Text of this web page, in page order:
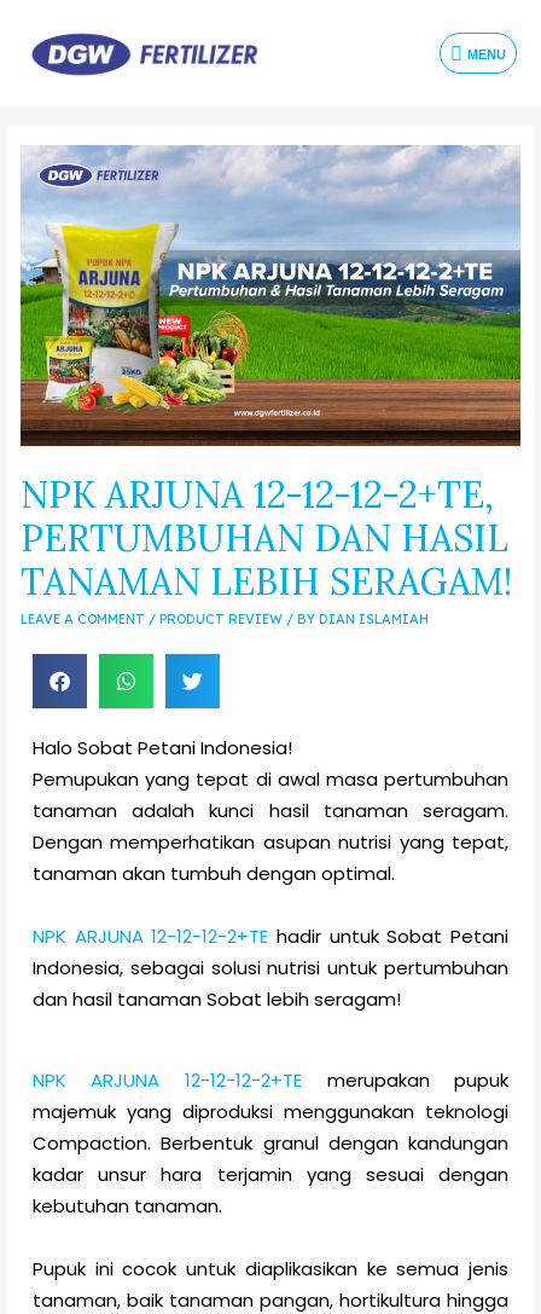
MENU
NPK ARJUNA 12-12-12-2+TE,
PERTUMBUHAN DAN HASIL
TANAMAN LEBIH SERAGAM!
LEAVE A COMMENT / PRODUCT REVIEW/ BY DIAN ISLAMIAH
Halo Sobat Petani Indonesia!
Pemupukan yang tepat di awal masa pertumbuhan
tanaman adalah kunci hasil tanaman seragam.
Dengan memperhatikan asupan nutrisi yang tepat,
tanaman akan tumbuh dengan optimal.
NPK ARJUNA 12-12-12-2+TE hadir untuk Sobat Petani
Indonesia, sebagai solusi nutrisi untuk pertumbuhan
dan hasil tanaman Sobat lebih seragam!
NPK ARJUNA 12-12-12-2+TE merupakan pupuk
majemuk yang diproduksi menggunakan teknologi
Compaction. Berbentuk granul dengan kandungan
kadar unsur hara terjamin yang sesuai dengan
kebutuhan tanaman.
Pupuk ini cocok untuk diaplikasikan ke semua jenis
tanaman, baik tanaman pangan, hortikultura hingga